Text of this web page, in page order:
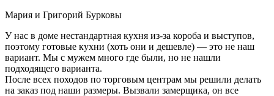
Мария и Григорий Бурковы
У нас в доме нестандартная кухня из-за короба и выступов,
поэтому готовые кухни (хоть они и дешевле) — это не наш
вариант. Мы с мужем много где были, но не нашли
подходящего варианта.
После всех походов по торговым центрам мы решили делать
на заказ под наши размеры. Вызвали замерщика, он все